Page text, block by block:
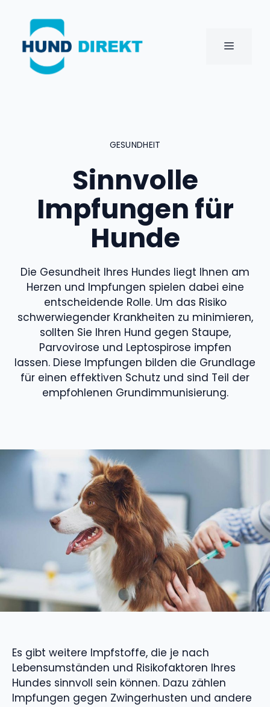
springen
MENÜ
GESUNDHEIT
Sinnvolle
Impfungen für
Hunde
Die Gesundheit Ihres Hundes liegt Ihnen am
Herzen und Impfungen spielen dabei eine
entscheidende Rolle. Um das Risiko
schwerwiegender Krankheiten zu minimieren,
sollten Sie Ihren Hund gegen Staupe,
Parvovirose und Leptospirose impfen
lassen. Diese Impfungen bilden die Grundlage
für einen effektiven Schutz und sind Teil der
empfohlenen Grundimmunisierung.
Es gibt weitere Impfstoffe, die je nach
Lebensumständen und Risikofaktoren Ihres
Hundes sinnvoll sein können. Dazu zählen
Impfungen gegen Zwingerhusten und andere